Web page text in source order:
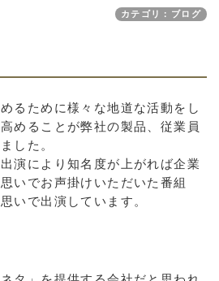
カテゴリ：ブログ
るために様々な地道な活動をし
めることが弊社の製品、従業員
した。
演により知名度が上がれば企業
いでお声掛けいただいた番組
いで出演しています。